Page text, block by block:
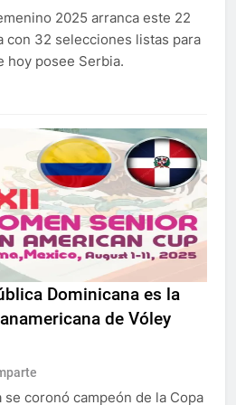
2025 arranca este 22
con 32 selecciones listas para
hoy posee Serbia.
Dominicana es la
de Vóley
se coronó campeón de la Copa